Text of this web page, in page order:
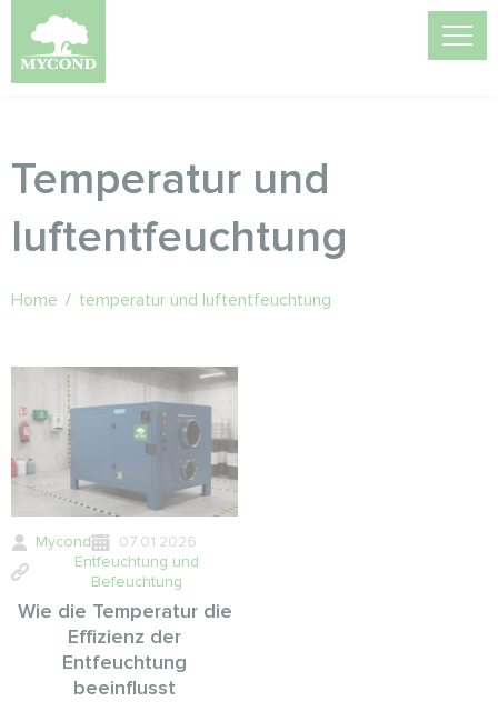
Temperatur und
luftentfeuchtung
Home / temperatur und luftentfeuchtung
Mycond
07.01.2026
Entfeuchtung und
Befeuchtung
Wie die Temperatur die
Effizienz der
Entfeuchtung
beeinflusst